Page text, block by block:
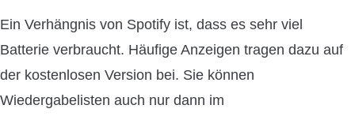
Ein Verhängnis von Spotify ist, dass es sehr viel
Batterie verbraucht. Häufige Anzeigen tragen dazu auf
der kostenlosen Version bei. Sie können
Wiedergabelisten auch nur dann im